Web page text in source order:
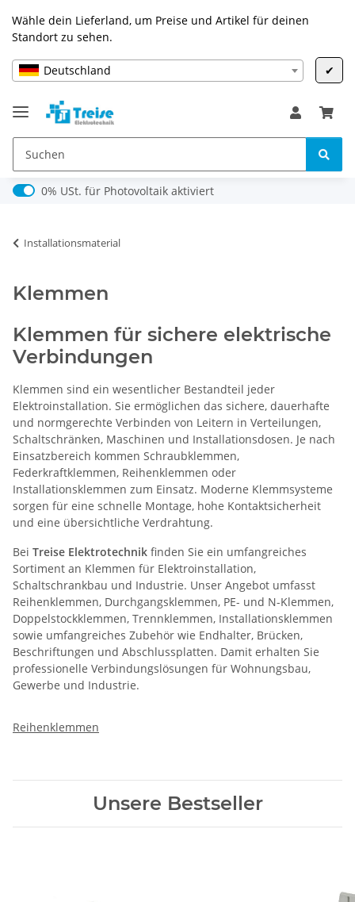
Wähle dein Lieferland, um Preise und Artikel für deinen
Standort zu sehen.
Deutschland ✔
0% USt. für Photovoltaik (§ 12 Abs. 3 UStG)
0% USt. für Photovoltaik aktiviert
Installationsmaterial
Klemmen
Klemmen für sichere elektrische
Verbindungen
Klemmen sind ein wesentlicher Bestandteil jeder
Elektroinstallation. Sie ermöglichen das sichere, dauerhafte
und normgerechte Verbinden von Leitern in Verteilungen,
Schaltschränken, Maschinen und Installationsdosen. Je nach
Einsatzbereich kommen Schraubklemmen,
Federkraftklemmen, Reihenklemmen oder
Installationsklemmen zum Einsatz. Moderne Klemmsysteme
sorgen für eine schnelle Montage, hohe Kontaktsicherheit
und eine übersichtliche Verdrahtung.
Bei Treise Elektrotechnik finden Sie ein umfangreiches
Sortiment an Klemmen für Elektroinstallation,
Schaltschrankbau und Industrie. Unser Angebot umfasst
Reihenklemmen, Durchgangsklemmen, PE- und N-Klemmen,
Doppelstockklemmen, Trennklemmen, Installationsklemmen
sowie umfangreiches Zubehör wie Endhalter, Brücken,
Beschriftungen und Abschlussplatten. Damit erhalten Sie
professionelle Verbindungslösungen für Wohnungsbau,
Gewerbe und Industrie.
Reihenklemmen
Unsere Bestseller